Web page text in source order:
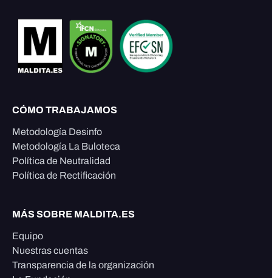
CÓMO TRABAJAMOS
Metodología Desinfo
Metodología La Buloteca
Política de Neutralidad
Política de Rectificación
MÁS SOBRE MALDITA.ES
Equipo
Nuestras cuentas
Transparencia de la organización